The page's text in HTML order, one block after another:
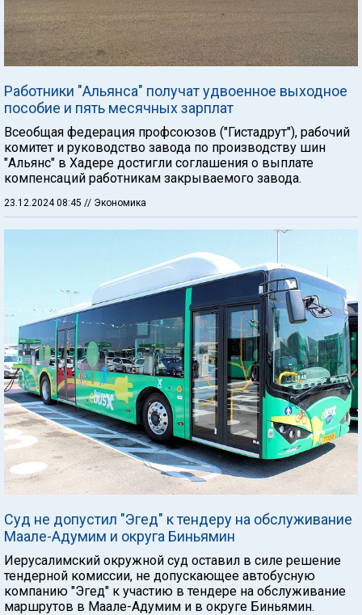
Работники "Альянса" получат удвоенное выходное
пособие и пять месячных зарплат
Всеобщая федерация профсоюзов ("Гистадрут"), рабочий
комитет и руководство завода по производству шин
"Альянс" в Хадере достигли соглашения о выплате
компенсаций работникам закрываемого завода.
23.12.2024 08:45 // Экономика
Суд не допустил "Эгед" к тендеру на обслуживание
Маале-Адумим и округа Биньямин
Иерусалимский окружной суд оставил в силе решение
тендерной комиссии, не допускающее автобусную
компанию "Эгед" к участию в тендере на обслуживание
маршрутов в Маале-Адумим и в округе Биньямин.